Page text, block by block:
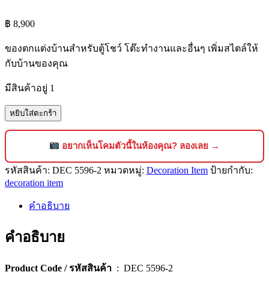
฿ 8,900
ของตกแต่งบ้านสำหรับตู้โชว์ โต๊ะทำงานและอื่นๆ เพิ่มสไตล์ให้
กับบ้านของคุณ
มีสินค้าอยู่ 1
จำนวน
โชว์
ตกแต่ง
บ้าน
(เซ็ต
2
[5596-
หยิบใส่ตะกร้า
อยากเห็นโคมตัวนี้ในห้องคุณ? ลองเลย →
รหัสสินค้า: DEC 5596-2 หมวดหมู่: Decoration Item ป้ายกำกับ:
decoration item
คำอธิบาย
คำอธิบาย
Product Code / รหัสสินค้า : DEC 5596-2